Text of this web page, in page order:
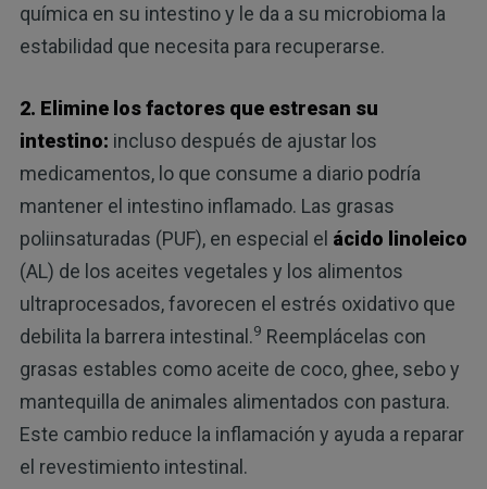
química en su intestino y le da a su microbioma la
estabilidad que necesita para recuperarse.
2. Elimine los factores que estresan su
intestino: incluso después de ajustar los
medicamentos, lo que consume a diario podría
mantener el intestino inflamado. Las grasas
poliinsaturadas (PUF), en especial el ácido linoleico
(AL) de los aceites vegetales y los alimentos
ultraprocesados, favorecen el estrés oxidativo que
debilita la barrera intestinal.9 Reemplácelas con
grasas estables como aceite de coco, ghee, sebo y
mantequilla de animales alimentados con pastura.
Este cambio reduce la inflamación y ayuda a reparar
el revestimiento intestinal.